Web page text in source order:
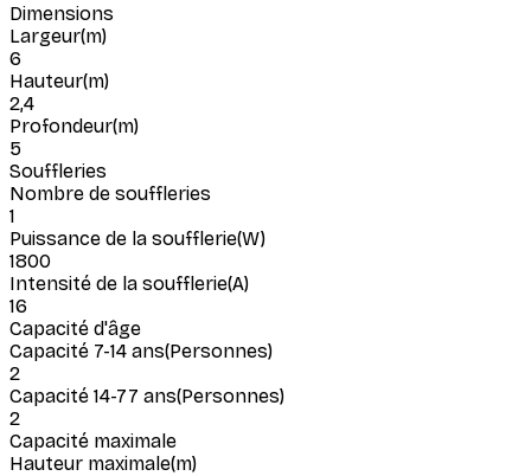
Dimensions
Largeur(m)
6
Hauteur(m)
2,4
Profondeur(m)
5
Souffleries
Nombre de souffleries
1
Puissance de la soufflerie(W)
1800
Intensité de la soufflerie(A)
16
Capacité d'âge
Capacité 7-14 ans(Personnes)
2
Capacité 14-77 ans(Personnes)
2
Capacité maximale
Hauteur maximale(m)